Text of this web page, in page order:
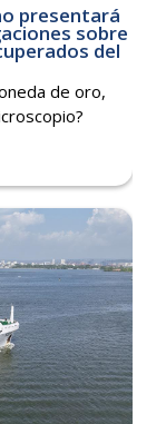
presentará
sobre
del
de oro,